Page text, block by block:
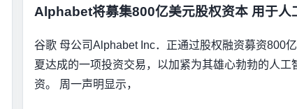
Alphabet将募集800亿美元股权资本 用于人
谷歌 母公司Alphabet Inc．正通过股权融资募资800
夏达成的一项投资交易，以加紧为其雄心勃勃的人工
资。 周一声明显示，